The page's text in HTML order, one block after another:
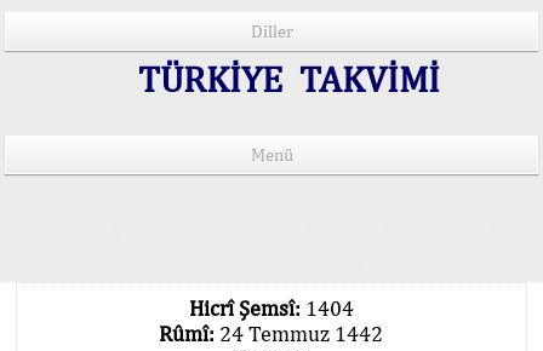
Diller
TÜRKİYE TAKVİMİ
Menü
Hicrî Şemsî: 1404
Rûmî: 24 Temmuz 1442